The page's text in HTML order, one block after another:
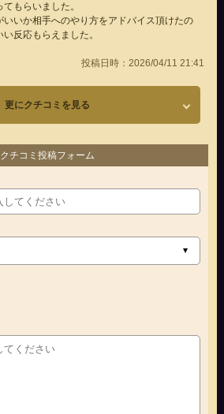
もらいました。
いか相手へのやり方をアドバイス頂けたの
反応もらえました。
投稿日時：2026/04/11 21:41
更にクチコミを見る
クチコミ投稿フォーム